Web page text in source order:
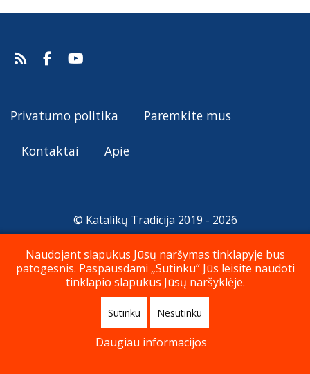
Privatumo politika Paremkite mus
Kontaktai Apie
© Katalikų Tradicija 2019 - 2026
Į viršų
Naudojant slapukus Jūsų naršymas tinklapyje bus
patogesnis. Paspausdami „Sutinku“ Jūs leisite naudoti
tinklapio slapukus Jūsų naršyklėje.
Sutinku Nesutinku
Daugiau informacijos